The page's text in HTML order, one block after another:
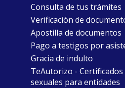
Consulta de tus trámites
Verificación de
Apostilla de documentos
Pago a testigos por
Gracia de indulto
TeAutorizo - Certificados
sexuales para entidades